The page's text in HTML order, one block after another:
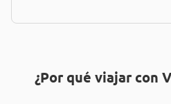
¿Por qué viajar con